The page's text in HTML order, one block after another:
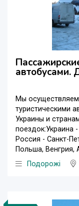
автобусами.
Мы осуществляем
туристическими
Украины и
поездок:Украина
Россия - Санкт-
Польша, Венгрия,
Подорожі